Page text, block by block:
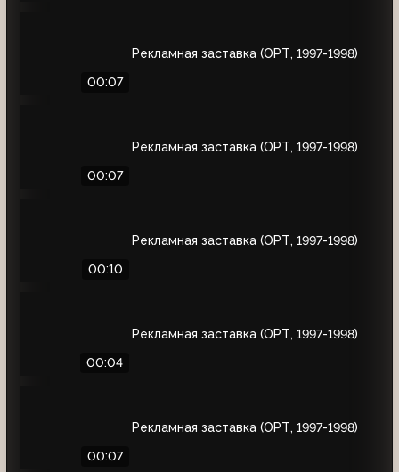
00:07
Рекламная заставка (ОРТ, 1997-1998)
00:07
Рекламная заставка (ОРТ, 1997-1998)
00:10
Рекламная заставка (ОРТ, 1997-1998)
00:04
Рекламная заставка (ОРТ, 1997-1998)
00:07
Рекламная заставка (ОРТ, 1997-1998)